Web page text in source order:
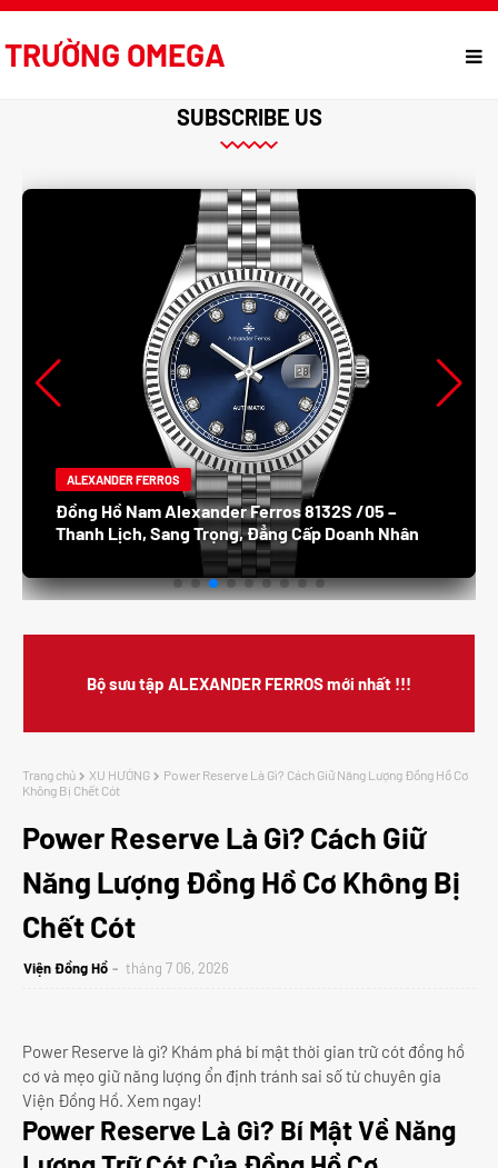
TRƯỜNG OMEGA
SUBSCRIBE US
ALEXANDER FERROS
Đồng Hồ Nam Alexander Ferros 8132S /05 –
Thanh Lịch, Sang Trọng, Đẳng Cấp Doanh Nhân
Bộ sưu tập ALEXANDER FERROS mới nhất !!!
Trang chủ XU HƯỚNG
Power Reserve Là Gì? Cách Giữ Năng Lượng Đồng Hồ Cơ
Không Bị Chết Cót
Power Reserve Là Gì? Cách Giữ
Năng Lượng Đồng Hồ Cơ Không Bị
Chết Cót
Viện Đồng Hồ tháng 7 06, 2026
Power Reserve là gì? Khám phá bí mật thời gian trữ cót đồng hồ
cơ và mẹo giữ năng lượng ổn định tránh sai số từ chuyên gia
Viện Đồng Hồ. Xem ngay!
Power Reserve Là Gì? Bí Mật Về Năng